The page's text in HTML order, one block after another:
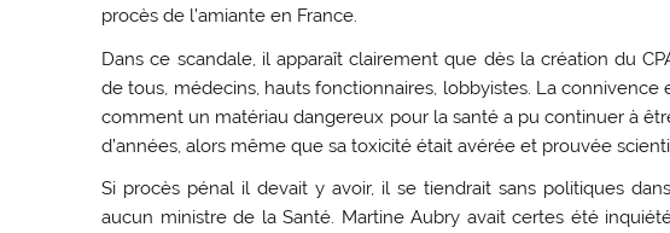
procès de l’amiante en France.
Dans ce scandale, il apparaît clairement que dès la création du
de tous, médecins, hauts fonctionnaires, lobbyistes. La
comment un matériau dangereux pour la santé a pu continuer à
d’années, alors même que sa toxicité était avérée et prouvée
Si procès pénal il devait y avoir, il se tiendrait sans politiques
aucun ministre de la Santé. Martine Aubry avait certes été